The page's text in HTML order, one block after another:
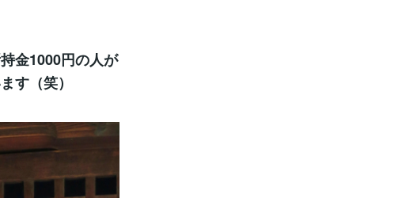
金1000円の人が
す（笑）